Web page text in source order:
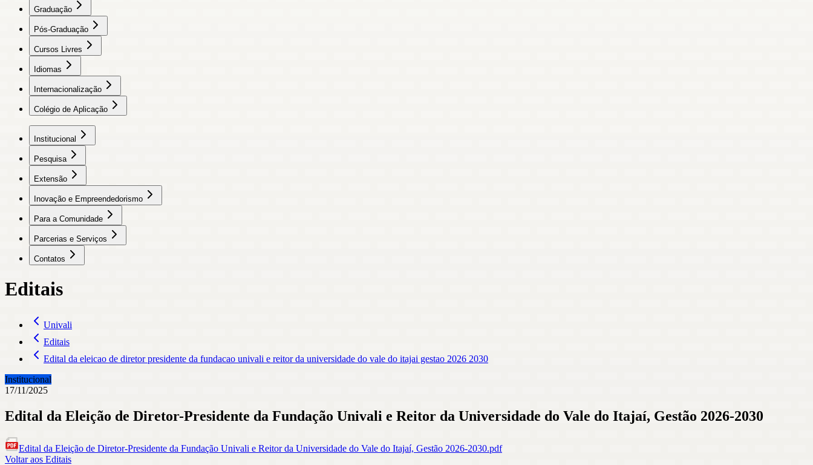
Graduação
Pós-Graduação
Cursos Livres
Idiomas
Internacionalização
Colégio de Aplicação
Institucional
Pesquisa
Extensão
Inovação e Empreendedorismo
Para a Comunidade
Parcerias e Serviços
Contatos
Editais
Univali
Editais
Edital da eleicao de diretor presidente da fundacao univali e reitor da universidade do vale do itajai gestao 2026 2030
Institucional
17/11/2025
Edital da Eleição de Diretor-Presidente da Fundação Univali e Reitor da Universidade do Vale do Itajaí, Gestão 2026-2030
Edital da Eleição de Diretor-Presidente da Fundação Univali e Reitor da Universidade do Vale do Itajaí, Gestão 2026-2030.pdf
Voltar aos Editais